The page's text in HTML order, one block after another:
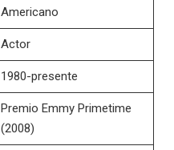
Americano
Actor
1980-presente
Premio Emmy Primetime
(2008)